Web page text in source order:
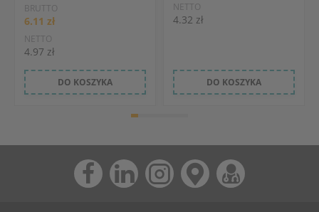
BRUTTO
6.11 zł
NETTO
4.97 zł
DO KOSZYKA
NETTO
4.32 zł
DO KOSZYKA